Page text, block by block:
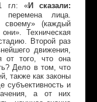
гл: «И сказали:
перемена лица.
своему» (каждый
Техническая
Второй раз
движения,
от того, что она
Дело в том, что
также как законы
субъективность и
а от них